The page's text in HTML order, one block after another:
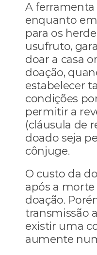
A ferramenta
enquanto
para os
usufruto,
doar a casa
doação,
estabelecer
condições
permitir a
(cláusula de
doado seja
cônjuge.
O custo da
após a
doação.
transmissão
existir uma
aumente